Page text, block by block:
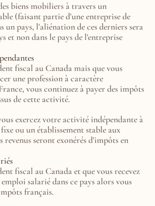
biens mobiliers à travers un
(faisant partie d'une entreprise de
un pays, l'aliénation de ces derniers sera
et non dans le pays de l'entreprise
fiscal au Canada mais que vous
une profession à caractère
vous continuez à payer des impôts
de cette activité.
exercez votre activité indépendante à
ou un établissement stable aux
revenus seront exonérés d'impôts en
fiscal au Canada et que vous recevez
salarié dans ce pays alors vous
français.